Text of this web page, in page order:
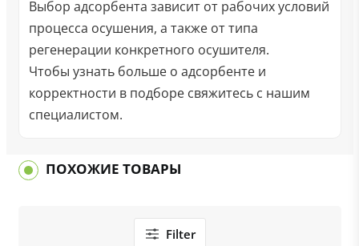
Выбор адсорбента зависит от рабочих условий
процесса осушения, а также от типа
регенерации конкретного осушителя.
Чтобы узнать больше о адсорбенте и
корректности в подборе свяжитесь с нашим
специалистом.
ПОХОЖИЕ ТОВАРЫ
Filter